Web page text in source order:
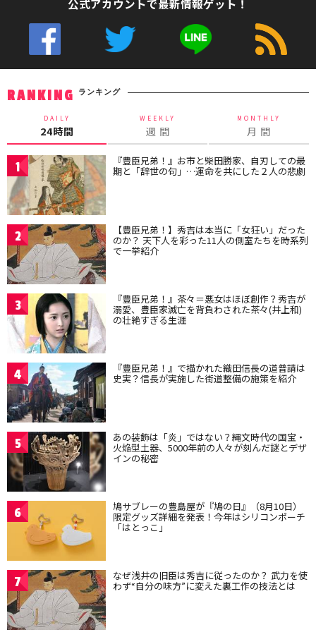
公式アカウントで最新情報ゲット！
RANKING ランキング
DAILY
24時間
WEEKLY
週 間
MONTHLY
月 間
1 『豊臣兄弟！』お市と柴田勝家、自刃しての最
期と「辞世の句」…運命を共にした２人の悲劇
2 【豊臣兄弟！】秀吉は本当に「女狂い」だった
のか？ 天下人を彩った11人の側室たちを時系列
で一挙紹介
3 『豊臣兄弟！』茶々＝悪女はほぼ創作？秀吉が
溺愛、豊臣家滅亡を背負わされた茶々(井上和)
の壮絶すぎる生涯
4 『豊臣兄弟！』で描かれた織田信長の道普請は
史実？信長が実施した街道整備の施策を紹介
5 あの装飾は「炎」ではない？縄文時代の国宝・
火焔型土器、5000年前の人々が刻んだ謎とデザ
インの秘密
6 鳩サブレーの豊島屋が『鳩の日』（8月10日）
限定グッズ詳細を発表！今年はシリコンポーチ
「はとっこ」
7 なぜ浅井の旧臣は秀吉に従ったのか？ 武力を使
わず“自分の味方”に変えた裏工作の技法とは